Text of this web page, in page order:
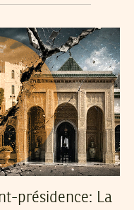
présidence: La